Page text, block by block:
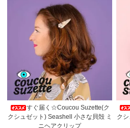
すぐ届く☆Coucou Suzette(ク
クシュゼット) Seashell 小さな貝殻 ミ
ニヘアクリップ
ク